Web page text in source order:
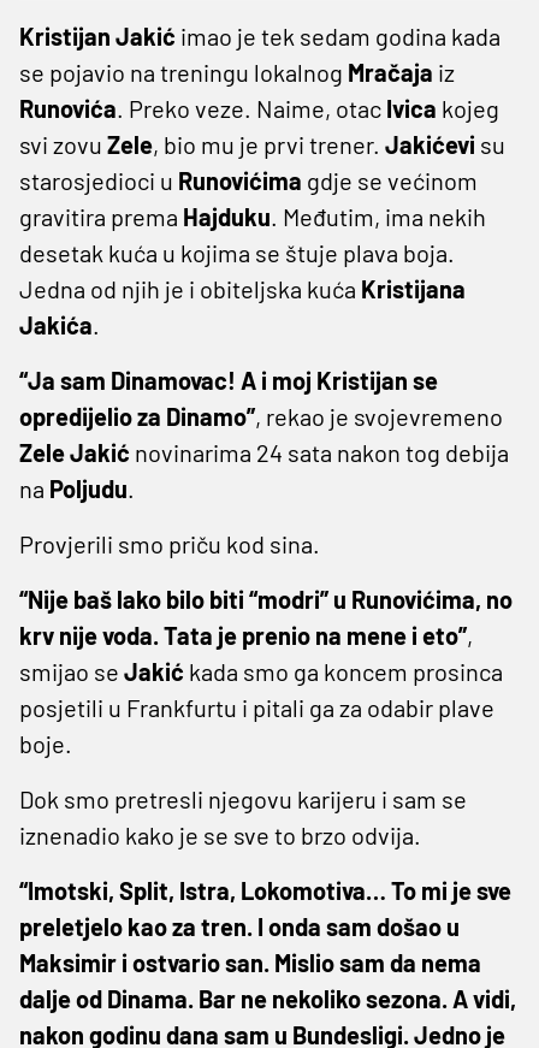
Kristijan Jakić imao je tek sedam godina kada
se pojavio na treningu lokalnog Mračaja iz
Runovića . Preko veze. Naime, otac Ivica kojeg
svi zovu Zele, bio mu je prvi trener. Jakićevi su
starosjedioci u Runovićima gdje se većinom
gravitira prema Hajduku . Međutim, ima nekih
desetak kuća u kojima se štuje plava boja.
Jedna od njih je i obiteljska kuća Kristijana
Jakića
“Ja sam Dinamovac! A i moj Kristijan se
opredijelio za Dinamo”, rekao je svojevremeno
ZeleJakić novinarima 24 sata nakon tog debija
na Poljudu
Provjerili smo priču kod sina.
“Nije baš lako bilo biti “modri” u Runovićima, no
krv nije voda. Tata je prenio na mene i eto”,
smijao se Jakić kada smo ga koncem prosinca
posjetili u Frankfurtu i pitali ga za odabir plave
boje.
Dok smo pretresli njegovu karijeru i sam se
iznenadio kako je se sve to brzo odvija.
“Imotski, Split, Istra, Lokomotiva… To mi je sve
preletjelo kao za tren. I onda sam došao u
Maksimir i ostvario san. Mislio sam da nema
dalje od Dinama. Bar ne nekoliko sezona. A vidi,
nakon godinu dana sam u Bundesligi. Jedno je